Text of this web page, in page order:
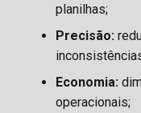
planilhas;
Precisão:
Economia:
operacionais;